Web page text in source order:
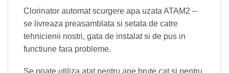
Clorinator automat scurgere apa uzata ATAM2 –
se livreaza preasamblata si setata de catre
tehnicienii nostri, gata de instalat si de pus in
functiune fara probleme.
Se poate utiliza atat pentru ape brute cat si pentru